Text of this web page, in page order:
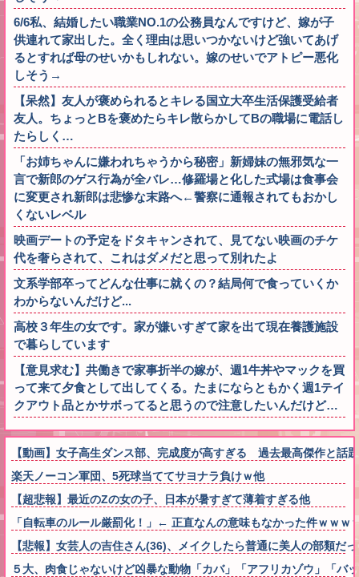
6/6私、結婚したい職業NO.1の公務員なんですけど、嫁が子
供連れて家出した。全く理由は思いつかないけど強いてあげ
るとすれば母のせいかもしれない。嫁のせいでアトピー悪化
しそう→
【呆然】友人が褒められるとキレる国立大卒生活保護受給者
友人。ちょっとBを褒めたらキレ散らかしてBの職場に電話し
たらしく…
「お姉ちゃんに嫌われちゃうから秘密」新婦妹の無邪気な一
言で新郎のゲス行為が全バレ…修羅場と化した式場は食事会
に変更され新郎は悲惨な末路へ←警察に通報されてもおかし
くないレベル
映画デートの予定をドタキャンされて、見てない映画のチケ
代を奢らされて、これはダメだと思って別れたよ
文系学部卒ってどんな仕事に就くの？結局何で食っていくか
わからないんだけど...
高校３年生の女です。家が嫌いすぎて家を出て現在養護施設
で暮らしています
【意見求む】共働きで家事折半の嫁が、週1牛丼やマックを買
って来て夕食として出してくる。たまにならともかく週1テイ
クアウト品とかサボってると思うので注意したいんだけど…
【動画】女子高生ダンス部、完成度が高すぎる 過去最高傑作と話
楽天ノーコン軍団、5死球当ててサヨナラ負けｗ他
【超悲報】最近のZの女の子、日本が暑すぎて薄着すぎる他
「自転車のルール厳罰化！」← 正直なんの意味もなかった件ｗｗｗ
【悲報】女芸人の吉住さん(36)、メイクしたら普通に美人の部類だ
５大、肉食じゃないけど凶暴な動物「カバ」「アフリカゾウ」「バ